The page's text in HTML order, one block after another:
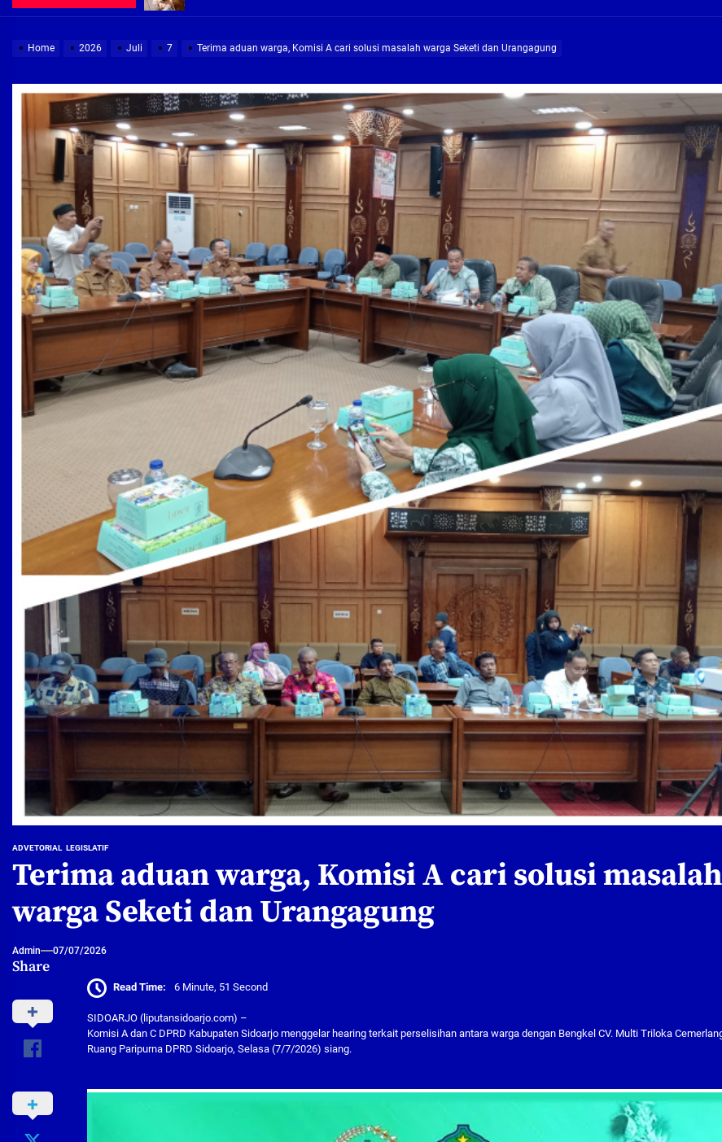
Peduli Warga Miskin, Bupati Sidoarjo Masif Jalankan Program Rehab RTLH
Pembebasan Lahan Hampir Rampung, Pembangunan Fly over Gedangan Semakin Dekat
Terima aduan warga, Komisi A cari solusi masalah warga Seketi dan Urangagung
Demi Jajaran Direksi Delta Tirta Yang Profesional Dan Kapabel, Komisi B Dua Kali Panggil Pansel Dan Minta Ada
Home 2026 Juli 7 Terima aduan warga, Komisi A cari solusi masalah warga Seketi dan Urangagung
ADVETORIAL LEGISLATIF
Terima aduan warga, Komisi A cari solusi masalah
warga Seketi dan Urangagung
Admin 07/07/2026
Share
Read Time: 6 Minute, 51 Second
SIDOARJO (liputansidoarjo.com) –
Komisi A dan C DPRD Kabupaten Sidoarjo menggelar hearing terkait perselisihan antara warga dengan Bengkel CV. Multi Triloka
Ruang Paripurna DPRD Sidoarjo, Selasa (7/7/2026) siang.